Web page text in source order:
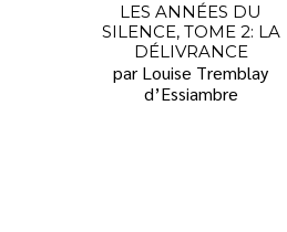
LES ANNÉES DU
SILENCE, TOME 2: LA
DÉLIVRANCE
par Louise Tremblay
d’Essiambre